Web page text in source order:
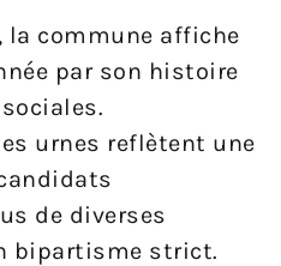
commune affiche
par son histoire
urnes reflètent une
de diverses
bipartisme strict.